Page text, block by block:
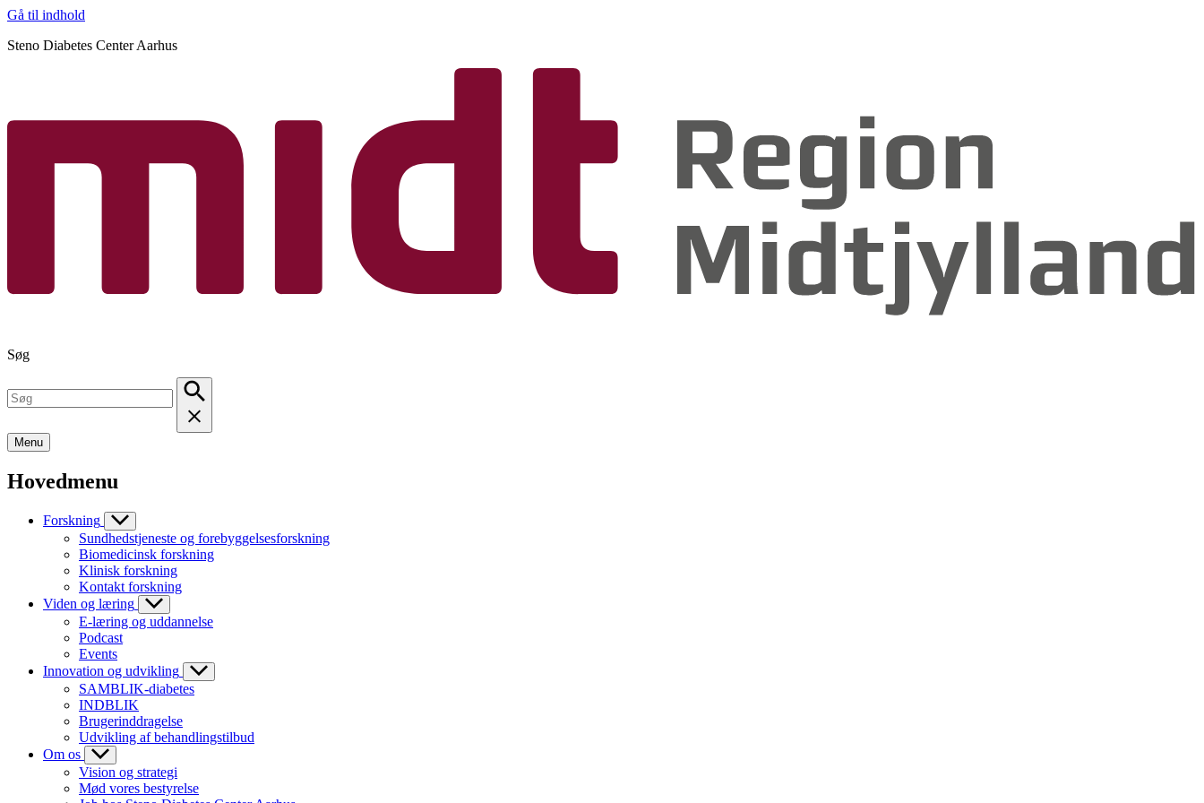
Gå til indhold
Steno Diabetes Center Aarhus
Søg
Menu
Hovedmenu
Forskning
Sundhedstjeneste og forebyggelsesforskning
Biomedicinsk forskning
Klinisk forskning
Kontakt forskning
Viden og læring
E-læring og uddannelse
Podcast
Events
Innovation og udvikling
SAMBLIK-diabetes
INDBLIK
Brugerinddragelse
Udvikling af behandlingstilbud
Om os
Vision og strategi
Mød vores bestyrelse